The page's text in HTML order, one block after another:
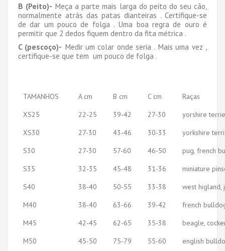
B (Peito)- Meça a parte mais larga do peito do seu cão,
normalmente atrás das patas dianteiras . Certifique-se
de dar um pouco de folga . Uma boa regra de ouro é
permitir que 2 dedos fiquem dentro da fita métrica .
C (pescoço)- Medir um colar onde seria . Mais uma vez ,
certifique-se que tem um pouco de folga .
TAMANHOS A cm B cm C cm
Raças
XS25
22-25 39-42 27-30
yorshire
XS30
27-30 43-46 30-33
yorkshire
S30
27-30 57-60 46-50
pug, french
S35
32-35 45-48 31-36
miniature
S40
38-40 50-55 33-38
west higland,
M40
38-40 63-66 39-42
french
M45
42-45 62-65 35-38
beagle,
M50
45-50 75-79 55-60
english